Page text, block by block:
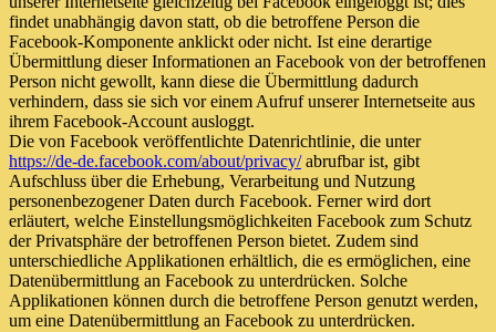
findet unabhängig davon statt, ob die betroffene Person die
Facebook-Komponente anklickt oder nicht. Ist eine derartige
Übermittlung dieser Informationen an Facebook von der betroffenen
Person nicht gewollt, kann diese die Übermittlung dadurch
verhindern, dass sie sich vor einem Aufruf unserer Internetseite aus
ihrem Facebook-Account ausloggt.
Die von Facebook veröffentlichte Datenrichtlinie, die unter
https://de-de.facebook.com/about/privacy/abrufbar ist, gibt
Aufschluss über die Erhebung, Verarbeitung und Nutzung
personenbezogener Daten durch Facebook. Ferner wird dort
erläutert, welche Einstellungsmöglichkeiten Facebook zum Schutz
der Privatsphäre der betroffenen Person bietet. Zudem sind
unterschiedliche Applikationen erhältlich, die es ermöglichen, eine
Datenübermittlung an Facebook zu unterdrücken. Solche
Applikationen können durch die betroffene Person genutzt werden,
um eine Datenübermittlung an Facebook zu unterdrücken.